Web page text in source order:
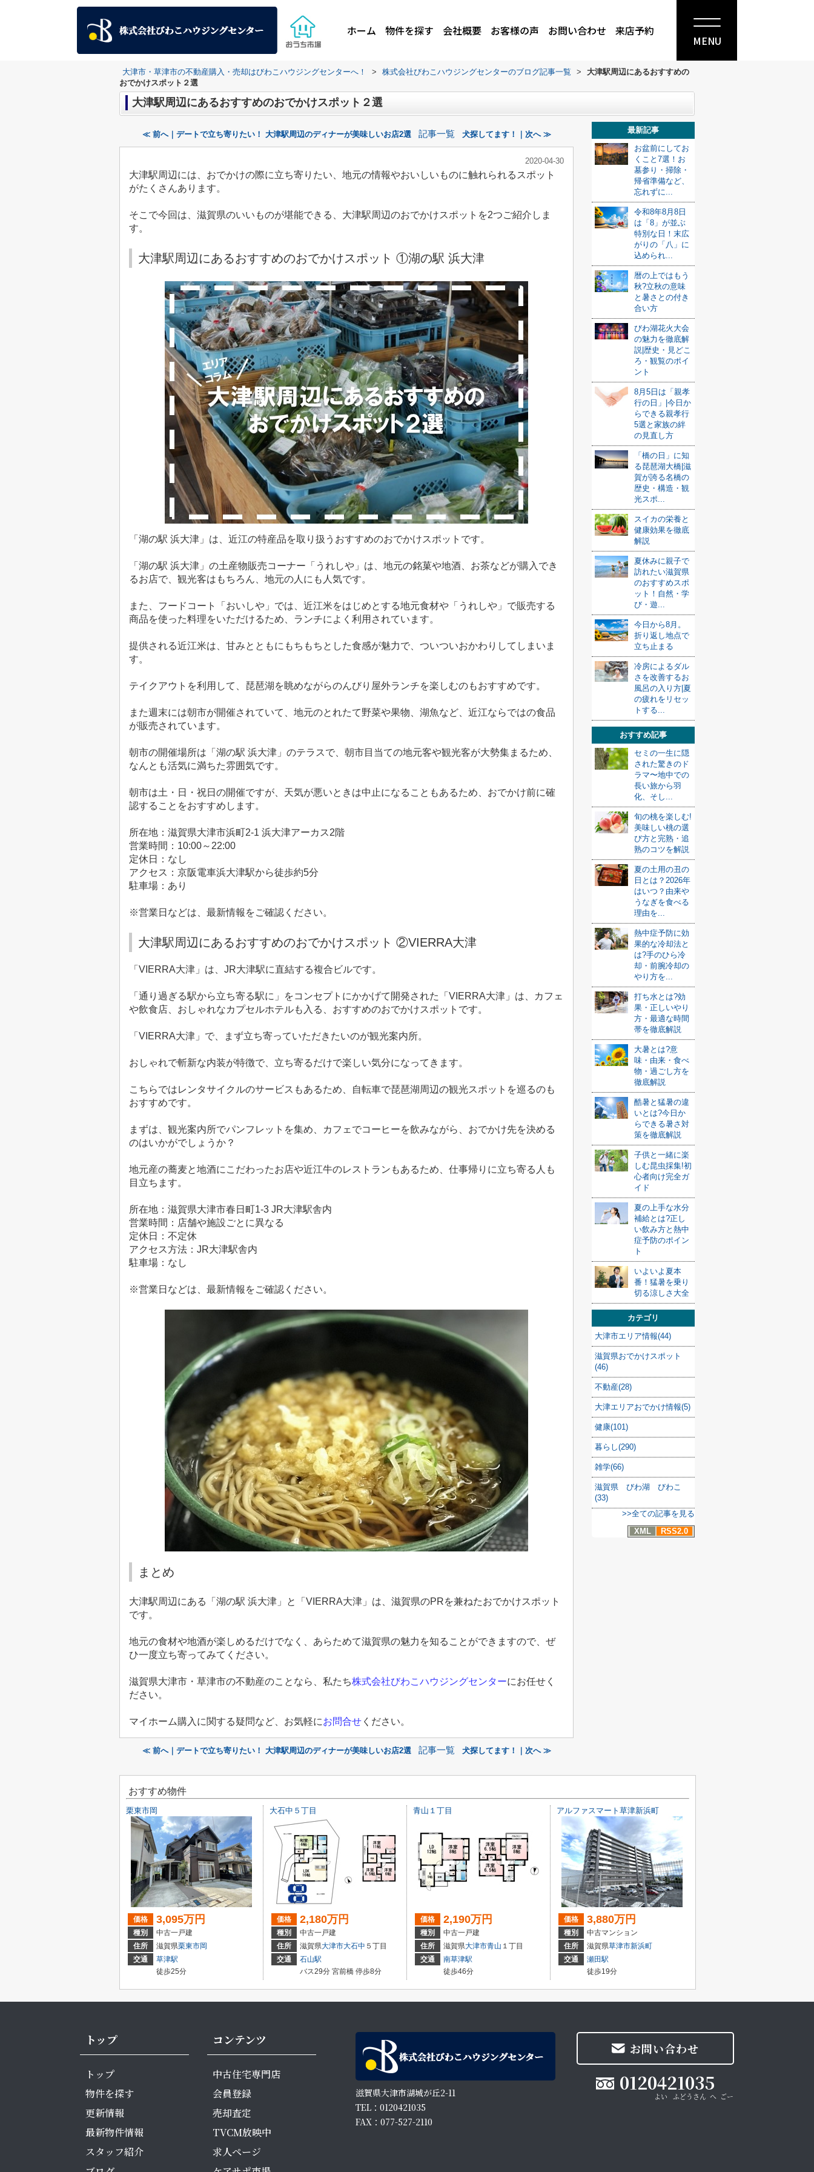
ホーム 物件を探す 会社概要 お客様の声 お問い合わせ 来店予約
MENU
大津市・草津市の不動産購入・売却はびわこハウジングセンターへ！ > 株式会社びわこハウジングセンターのブログ記事一覧 >
大津駅周辺にあるおすすめの
おでかけスポット２選
大津駅周辺にあるおすすめのおでかけスポット２選
≪ 前へ｜デートで立ち寄りたい！ 大津駅周辺のディナーが美味しいお店2選 記事一覧 犬探してます！｜次へ ≫
2020-04-30
大津駅周辺には、おでかけの際に立ち寄りたい、地元の情報やおいしいものに触れられるスポット
がたくさんあります。
そこで今回は、滋賀県のいいものが堪能できる、大津駅周辺のおでかけスポットを2つご紹介しま
す。
大津駅周辺にあるおすすめのおでかけスポット ①湖の駅 浜大津
「湖の駅 浜大津」は、近江の特産品を取り扱うおすすめのおでかけスポットです。
「湖の駅 浜大津」の土産物販売コーナー「うれしや」は、地元の銘菓や地酒、お茶などが購入でき
るお店で、観光客はもちろん、地元の人にも人気です。
また、フードコート「おいしや」では、近江米をはじめとする地元食材や「うれしや」で販売する
商品を使った料理をいただけるため、ランチによく利用されています。
提供される近江米は、甘みとともにもちもちとした食感が魅力で、ついついおかわりしてしまいま
す。
テイクアウトを利用して、琵琶湖を眺めながらのんびり屋外ランチを楽しむのもおすすめです。
また週末には朝市が開催されていて、地元のとれたて野菜や果物、湖魚など、近江ならではの食品
が販売されています。
朝市の開催場所は「湖の駅 浜大津」のテラスで、朝市目当ての地元客や観光客が大勢集まるため、
なんとも活気に満ちた雰囲気です。
朝市は土・日・祝日の開催ですが、天気が悪いときは中止になることもあるため、おでかけ前に確
認することをおすすめします。
所在地：滋賀県大津市浜町2-1 浜大津アーカス2階
営業時間：10:00～22:00
定休日：なし
アクセス：京阪電車浜大津駅から徒歩約5分
駐車場：あり
※営業日などは、最新情報をご確認ください。
大津駅周辺にあるおすすめのおでかけスポット ②VIERRA大津
「VIERRA大津」は、JR大津駅に直結する複合ビルです。
「通り過ぎる駅から立ち寄る駅に」をコンセプトにかかげて開発された「VIERRA大津」は、カフェ
や飲食店、おしゃれなカプセルホテルも入る、おすすめのおでかけスポットです。
「VIERRA大津」で、まず立ち寄っていただきたいのが観光案内所。
おしゃれで斬新な内装が特徴で、立ち寄るだけで楽しい気分になってきます。
こちらではレンタサイクルのサービスもあるため、自転車で琵琶湖周辺の観光スポットを巡るのも
おすすめです。
まずは、観光案内所でパンフレットを集め、カフェでコーヒーを飲みながら、おでかけ先を決める
のはいかがでしょうか？
地元産の蕎麦と地酒にこだわったお店や近江牛のレストランもあるため、仕事帰りに立ち寄る人も
目立ちます。
所在地：滋賀県大津市春日町1-3 JR大津駅舎内
営業時間：店舗や施設ごとに異なる
定休日：不定休
アクセス方法：JR大津駅舎内
駐車場：なし
※営業日などは、最新情報をご確認ください。
まとめ
大津駅周辺にある「湖の駅 浜大津」と「VIERRA大津」は、滋賀県のPRを兼ねたおでかけスポット
です。
地元の食材や地酒が楽しめるだけでなく、あらためて滋賀県の魅力を知ることができますので、ぜ
ひ一度立ち寄ってみてください。
滋賀県大津市・草津市の不動産のことなら、私たち株式会社びわこハウジングセンターにお任せく
ださい。
マイホーム購入に関する疑問など、お気軽にお問合せ ください。
≪ 前へ｜デートで立ち寄りたい！ 大津駅周辺のディナーが美味しいお店2選 記事一覧 犬探してます！｜次へ ≫
最新記事
お盆前にしてお
くこと7選！お
墓参り・掃除・
帰省準備など、
忘れずに...
令和8年8月8日
は「8」が並ぶ
特別な日！末広
がりの「八」に
込められ...
暦の上ではもう
秋?立秋の意味
と暑さとの付き
合い方
びわ湖花火大会
の魅力を徹底解
説|歴史・見どこ
ろ・観覧のポイ
ント
8月5日は「親孝
行の日」|今日か
らできる親孝行
5選と家族の絆
の見直し方
「橋の日」に知
る琵琶湖大橋|滋
賀が誇る名橋の
歴史・構造・観
光スポ...
スイカの栄養と
健康効果を徹底
解説
夏休みに親子で
訪れたい滋賀県
のおすすめスポ
ット！自然・学
び・遊...
今日から8月。
折り返し地点で
立ち止まる
冷房によるダル
さを改善するお
風呂の入り方|夏
の疲れをリセッ
トする...
おすすめ記事
セミの一生に隠
された驚きのド
ラマ〜地中での
長い旅から羽
化、そし...
旬の桃を楽しむ!
美味しい桃の選
び方と完熟・追
熟のコツを解説
夏の土用の丑の
日とは？2026年
はいつ？由来や
うなぎを食べる
理由を...
熱中症予防に効
果的な冷却法と
は?手のひら冷
却・前腕冷却の
やり方を...
打ち水とは?効
果・正しいやり
方・最適な時間
帯を徹底解説
大暑とは?意
味・由来・食べ
物・過ごし方を
徹底解説
酷暑と猛暑の違
いとは?今日か
らできる暑さ対
策を徹底解説
子供と一緒に楽
しむ昆虫採集!初
心者向け完全ガ
イド
夏の上手な水分
補給とは?正し
い飲み方と熱中
症予防のポイン
ト
いよいよ夏本
番！猛暑を乗り
切る涼しさ大全
カテゴリ
大津市エリア情報(44)
滋賀県おでかけスポット
(46)
不動産(28)
大津エリアおでかけ情報(5)
健康(101)
暮らし(290)
雑学(66)
滋賀県 びわ湖 びわこ
(33)
>>全ての記事を見る
XML
RSS2.0
おすすめ物件
栗東市岡
価格 3,095万円
種別
中古一戸建
住所
滋賀県栗東市岡
交通
草津駅
徒歩25分
大石中５丁目
価格 2,180万円
種別
中古一戸建
住所
滋賀県大津市大石中 ５丁目
交通
石山駅
バス29分 宮前橋 停歩8分
青山１丁目
価格 2,190万円
種別
中古一戸建
住所
滋賀県大津市青山 １丁目
交通
南草津駅
徒歩46分
アルファスマート草津新浜町
価格 3,880万円
種別
中古マンション
住所
滋賀県草津市新浜町
交通
瀬田駅
徒歩19分
トップ
トップ
物件を探す
更新情報
最新物件情報
スタッフ紹介
コンテンツ
中古住宅専門店
会員登録
売却査定
TVCM放映中
求人ページ
滋賀県大津市湖城が丘2-11
TEL：0120421035
FAX：077-527-2110
お問い合わせ
0120421035